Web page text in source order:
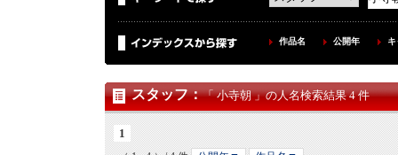
作品名 公開年
スタッフ：「 小寺朝 」の人名検索結果 4 件
1